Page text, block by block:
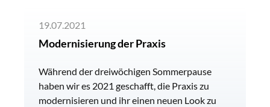
19.07.2021
Modernisierung der Praxis
Während der dreiwöchigen Sommerpause
haben wir es 2021 geschafft, die Praxis zu
modernisieren und ihr einen neuen Look zu